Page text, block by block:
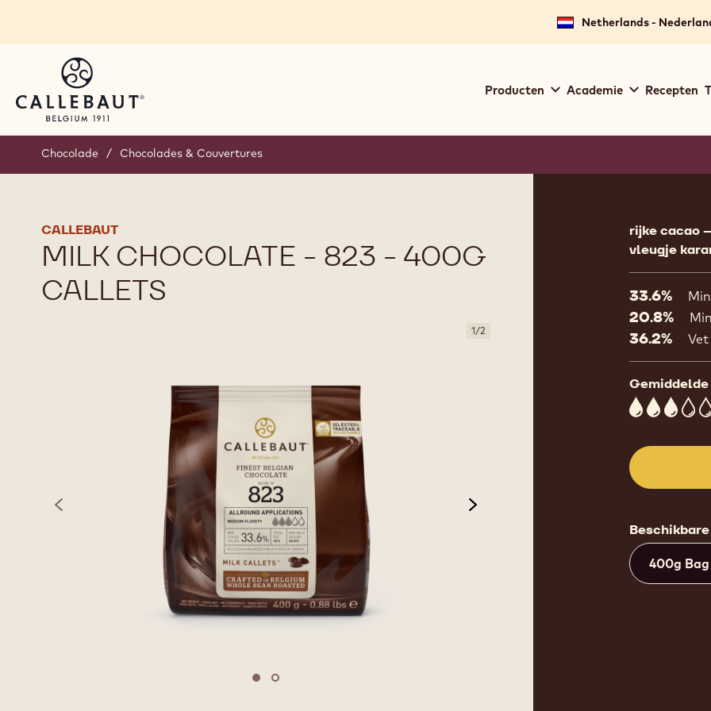
Netherlands -
navigation
Producten Academie Recepten
Chocolade / Chocolades & Couvertures
CALLEBAUT
MILK CHOCOLATE - 823 - 400G
CALLETS
1/2
previous next
Move to slide 1
Move to slide 2
rijke cacao
vleugje
33.6%
20.8%
36.2% Vet
3
400g Bag